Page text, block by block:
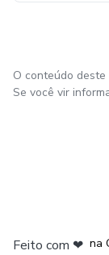
O conteúdo
Se você vir
Feito com ❤ na